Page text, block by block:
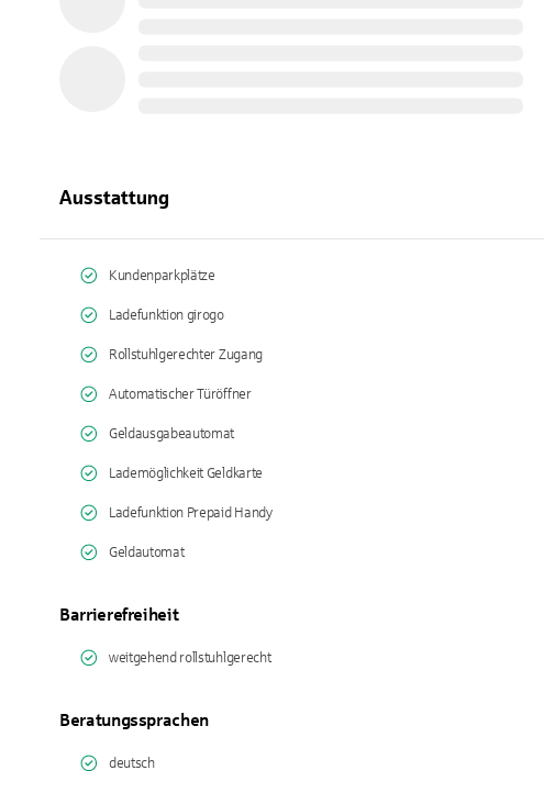
Ausstattung
Kundenparkplätze
Ladefunktion girogo
Rollstuhlgerechter Zugang
Automatischer Türöffner
Geldausgabeautomat
Lademöglichkeit Geldkarte
Ladefunktion Prepaid Handy
Geldautomat
Barrierefreiheit
weitgehend rollstuhlgerecht
Beratungssprachen
deutsch